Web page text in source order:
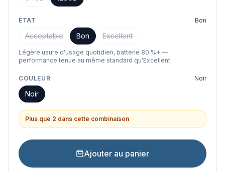
ÉTAT Bon
Acceptable Bon Excellent
Légère usure d'usage quotidien, batterie 80 %+ —
performance tenue au même standard qu'Excellent.
COULEUR Noir
Noir
Plus que 2 dans cette combinaison
Ajouter au panier